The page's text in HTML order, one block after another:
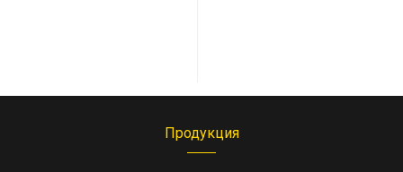
Продукция